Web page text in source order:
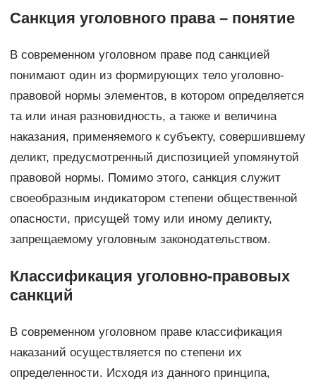
Санкция уголовного права – понятие
В современном уголовном праве под санкцией
понимают один из формирующих тело уголовно-
правовой нормы элементов, в котором определяется
та или иная разновидность, а также и величина
наказания, применяемого к субъекту, совершившему
деликт, предусмотренный диспозицией упомянутой
правовой нормы. Помимо этого, санкция служит
своеобразным индикатором степени общественной
опасности, присущей тому или иному деликту,
запрещаемому уголовным законодательством.
Классификация уголовно-правовых
санкций
В современном уголовном праве классификация
наказаний осуществляется по степени их
определенности. Исходя из данного принципа,